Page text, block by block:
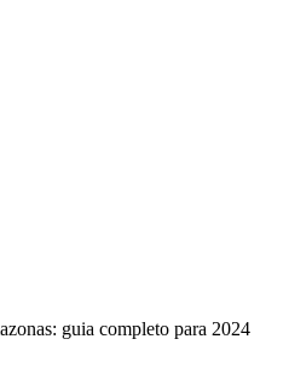
guia completo para 2024